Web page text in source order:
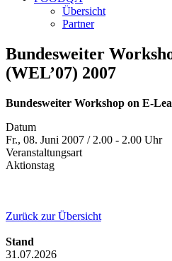
Übersicht
Partner
Bundesweiter
(WEL’07) 2007
Bundesweiter Workshop on E-
Datum
Fr., 08. Juni 2007 / 2.00 - 2.00 Uhr
Veranstaltungsart
Aktionstag
Zurück zur Übersicht
Stand
31.07.2026